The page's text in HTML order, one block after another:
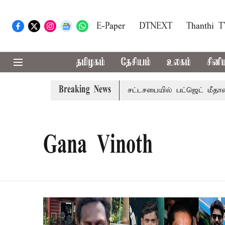
E-Paper DTNEXT Thanthi
தமிழகம் தேசியம் உலகம்
Breaking News
மாற்றமா?, தடுமாற்றமா? சட்டசபையில் பட்ஜெட் மீதான
Gana Vinoth